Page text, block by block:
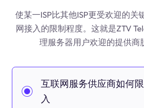
使某一ISP比其他ISP更受欢迎的关
网接入的限制程度。这就是ZTV
理服务器用户欢迎的提供商
互联网服务供应商如何
入